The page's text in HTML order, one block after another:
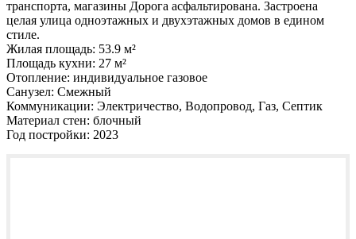
транспорта, магазины Дорога асфальтирована. Застроена
целая улица одноэтажных и двухэтажных домов в едином
стиле.
Жилая площадь: 53.9 м²
Площадь кухни: 27 м²
Отопление: индивидуальное газовое
Санузел: Смежный
Коммуникации: Электричество, Водопровод, Газ, Септик
Материал стен: блочный
Год постройки: 2023